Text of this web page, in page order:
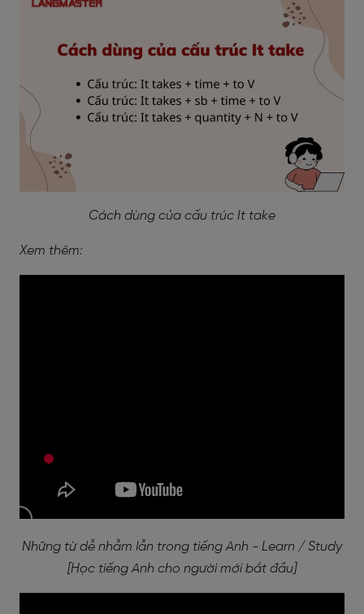
Cách dùng của cấu trúc It take
Xem thêm:
Những từ dễ nhẫm lẫn trong tiếng Anh - Learn / Study
[Học tiếng Anh cho người mới bắt đầu]